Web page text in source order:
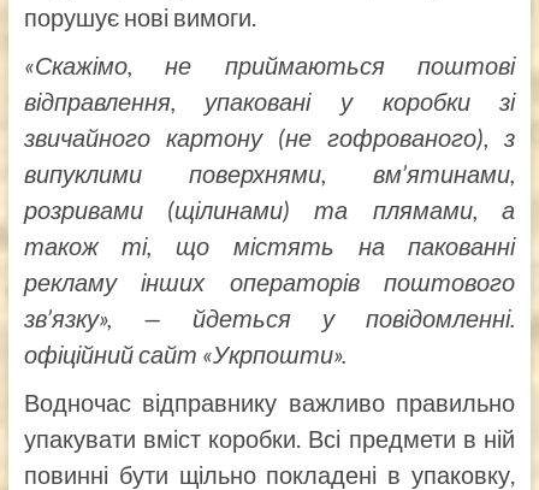
порушує нові вимоги.
«Скажімо, не приймаються поштові
відправлення, упаковані у коробки зі
звичайного картону (не гофрованого), з
випуклими поверхнями, вм’ятинами,
розривами (щілинами) та плямами, а
також ті, що містять на пакованні
рекламу інших операторів поштового
зв’язку», — йдеться у повідомленні.
офіційний сайт «Укрпошти».
Водночас відправнику важливо правильно
упакувати вміст коробки. Всі предмети в ній
повинні бути щільно покладені в упаковку,